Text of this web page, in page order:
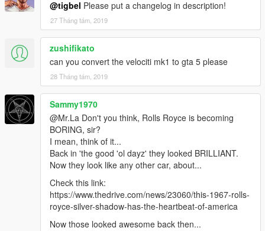
@tigbel Please put a changelog in description!
27 Tháng tám, 2019
zushifikato
can you convert the velociti mk1 to gta 5 please
28 Tháng tám, 2019
Sammy1970
@Mr.La Don't you think, Rolls Royce is becoming
BORING, sir?
I mean, think of it...
Back in 'the good 'ol dayz' they looked BRILLIANT.
Now they look like any other car, about...
Check this link:
https://www.thedrive.com/news/23060/this-1967-rolls-
royce-silver-shadow-has-the-heartbeat-of-america
Now those looked awesome back then...